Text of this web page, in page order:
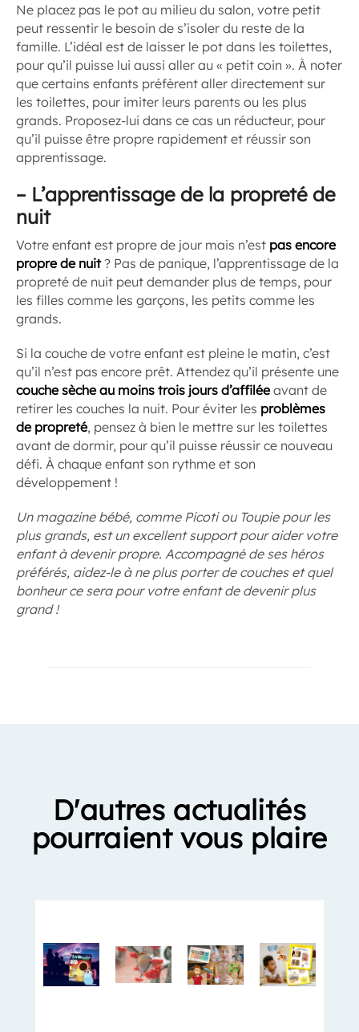
Ne placez pas le pot au milieu du salon, votre petit
peut ressentir le besoin de s’isoler du reste de la
famille. L’idéal est de laisser le pot dans les toilettes,
pour qu’il puisse lui aussi aller au « petit coin ». À noter
que certains enfants préfèrent aller directement sur
les toilettes, pour imiter leurs parents ou les plus
grands. Proposez-lui dans ce cas un réducteur, pour
qu’il puisse être propre rapidement et réussir son
apprentissage.
– L’apprentissage de la propreté de
nuit
Votre enfant est propre de jour mais n’est pas encore
propre de nuit? Pas de panique, l’apprentissage de la
propreté de nuit peut demander plus de temps, pour
les filles comme les garçons, les petits comme les
grands.
Si la couche de votre enfant est pleine le matin, c’est
qu’il n’est pas encore prêt. Attendez qu’il présente une
couche sèche au moins trois jours d’affiléeavant de
retirer les couches la nuit. Pour éviter les problèmes
de propreté, pensez à bien le mettre sur les toilettes
avant de dormir, pour qu’il puisse réussir ce nouveau
défi. À chaque enfant son rythme et son
développement !
Un magazine bébé, comme Picoti ou Toupie pour les
plus grands, est un excellent support pour aider votre
enfant à devenir propre. Accompagné de ses héros
préférés, aidez-le à ne plus porter de couches et quel
bonheur ce sera pour votre enfant de devenir plus
grand !
D'autres actualités
pourraient vous plaire